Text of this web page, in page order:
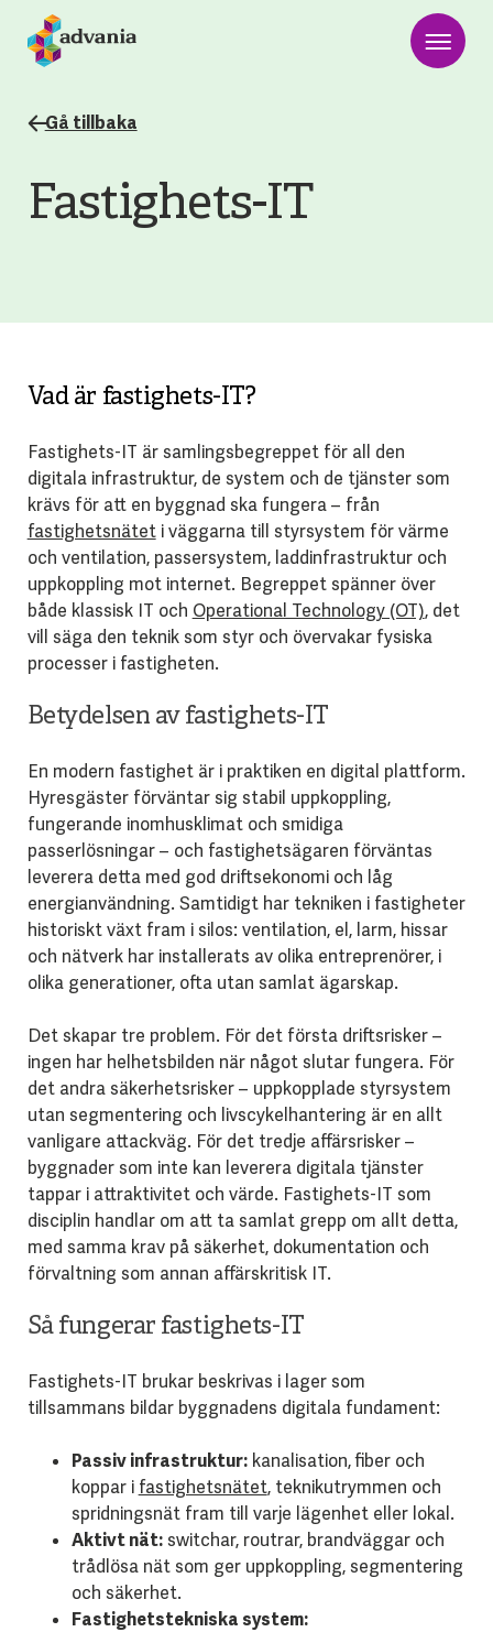
Gå tillbaka
Fastighets-IT
Vad är fastighets-IT?
Fastighets-IT är samlingsbegreppet för all den
digitala infrastruktur, de system och de tjänster som
krävs för att en byggnad ska fungera – från
fastighetsnäteti väggarna till styrsystem för värme
och ventilation, passersystem, laddinfrastruktur och
uppkoppling mot internet. Begreppet spänner över
både klassisk IT och Operational Technology (OT), det
vill säga den teknik som styr och övervakar fysiska
processer i fastigheten.
Betydelsen av fastighets-IT
En modern fastighet är i praktiken en digital plattform.
Hyresgäster förväntar sig stabil uppkoppling,
fungerande inomhusklimat och smidiga
passerlösningar – och fastighetsägaren förväntas
leverera detta med god driftsekonomi och låg
energianvändning. Samtidigt har tekniken i fastigheter
historiskt växt fram i silos: ventilation, el, larm, hissar
och nätverk har installerats av olika entreprenörer, i
olika generationer, ofta utan samlat ägarskap.
Det skapar tre problem. För det första driftsrisker –
ingen har helhetsbilden när något slutar fungera. För
det andra säkerhetsrisker – uppkopplade styrsystem
utan segmentering och livscykelhantering är en allt
vanligare attackväg. För det tredje affärsrisker –
byggnader som inte kan leverera digitala tjänster
tappar i attraktivitet och värde. Fastighets-IT som
disciplin handlar om att ta samlat grepp om allt detta,
med samma krav på säkerhet, dokumentation och
förvaltning som annan affärskritisk IT.
Så fungerar fastighets-IT
Fastighets-IT brukar beskrivas i lager som
tillsammans bildar byggnadens digitala fundament:
Passiv infrastruktur:kanalisation, fiber och
koppar i fastighetsnätet, teknikutrymmen och
spridningsnät fram till varje lägenhet eller lokal.
Aktivt nät:switchar, routrar, brandväggar och
trådlösa nät som ger uppkoppling, segmentering
och säkerhet.
Fastighetstekniska system: